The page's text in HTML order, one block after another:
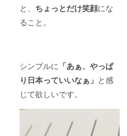
と、 ちょっとだけ笑顔にな
ること。
シンプルに 「あぁ、やっぱ
り日本っていいなぁ」 と感
じて欲しいです。